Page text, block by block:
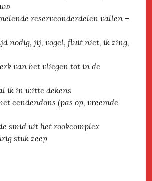
reserveonderdelen vallen –
nodig, jij, vogel, fluit niet, ik zing,
van het vliegen tot in de
ik in witte dekens
eendendons (pas op, vreemde
smid uit het rookcomplex
stuk zeep